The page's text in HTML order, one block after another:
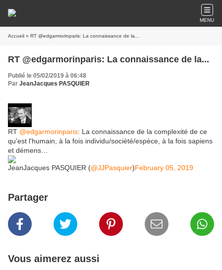
MENU
Accueil » RT @edgarmorinparis: La connaissance de la...
RT @edgarmorinparis: La connaissance de la...
Publié le 05/02/2019 à 06:48
Par JeanJacques PASQUIER
RT @edgarmorinparis: La connaissance de la complexité de ce
qu'est l'humain, à la fois individu/société/espèce, à la fois sapiens
et démens…
JeanJacques PASQUIER (@JJPasquier)February 05, 2019
Partager
Vous aimerez aussi